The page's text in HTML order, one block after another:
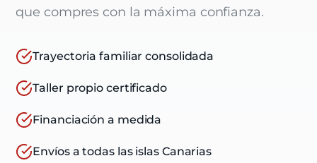
que compres con la máxima confianza.
Trayectoria familiar consolidada
Taller propio certificado
Financiación a medida
Envíos a todas las islas Canarias